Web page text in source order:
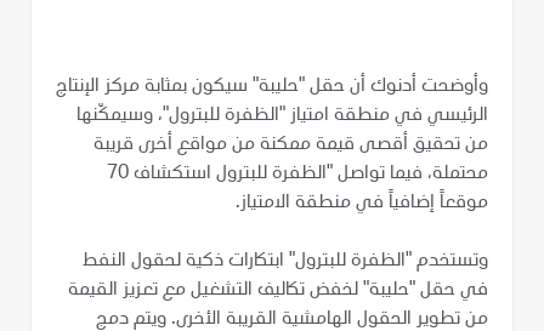
وأوضحت أدنوك أن حقل "حليبة" سيكون بمثابة مركز الإنتاج
الرئيسي في منطقة امتياز "الظفرة للبترول"، وسيمكّنها
من تحقيق أقصى قيمة ممكنة من مواقع أخرى قريبة
محتملة، فيما تواصل "الظفرة للبترول استكشاف 70
موقعاً إضافياً في منطقة الامتياز.
وتستخدم "الظفرة للبترول" ابتكارات ذكية لحقول النفط
في حقل "حليبة" لخفض تكاليف التشغيل مع تعزيز القيمة
من تطوير الحقول الهامشية القريبة الأخرى. ويتم دمج